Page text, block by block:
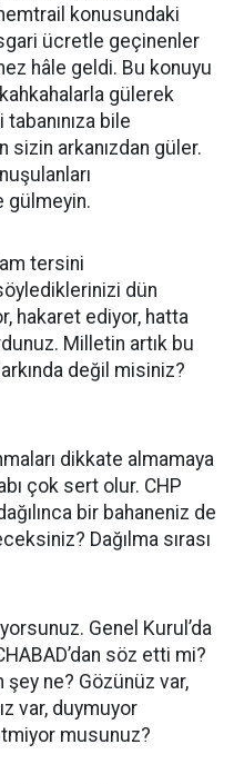
konusundaki
ücretle geçinenler
hâle geldi. Bu konuyu
gülerek
bile
sizin arkanızdan güler.
gülmeyin.
tersini
dün
hakaret ediyor, hatta
Milletin artık bu
değil misiniz?
dikkate almamaya
çok sert olur. CHP
bir bahaneniz de
Dağılma sırası
Genel Kurul’da
söz etti mi?
ne? Gözünüz var,
var, duymuyor
musunuz?